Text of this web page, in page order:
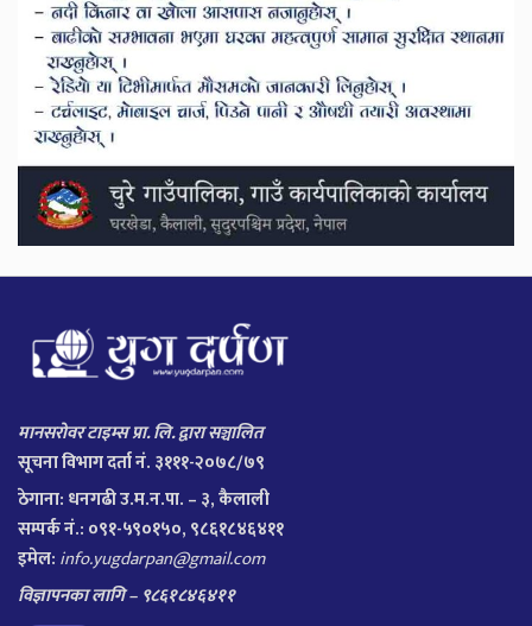
मानसरोवर टाइम्स प्रा. लि. द्वारा सञ्चालित
सूचना विभाग दर्ता नं. ३१११-२०७८/७९
ठेगाना: धनगढी उ.म.न.पा. – ३, कैलाली
सम्पर्क नं.: ०९१-५९०१५०, ९८६१८४६४११
इमेल: info.yugdarpan@gmail.com
विज्ञापनका लागि – ९८६१८४६४११